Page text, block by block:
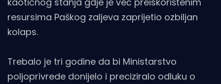
resursima Paškog zaljeva zaprijetio ozbiljan
kolaps.
Trebalo je tri godine da bi Ministarstvo
poljoprivrede donijelo i preciziralo odluku o